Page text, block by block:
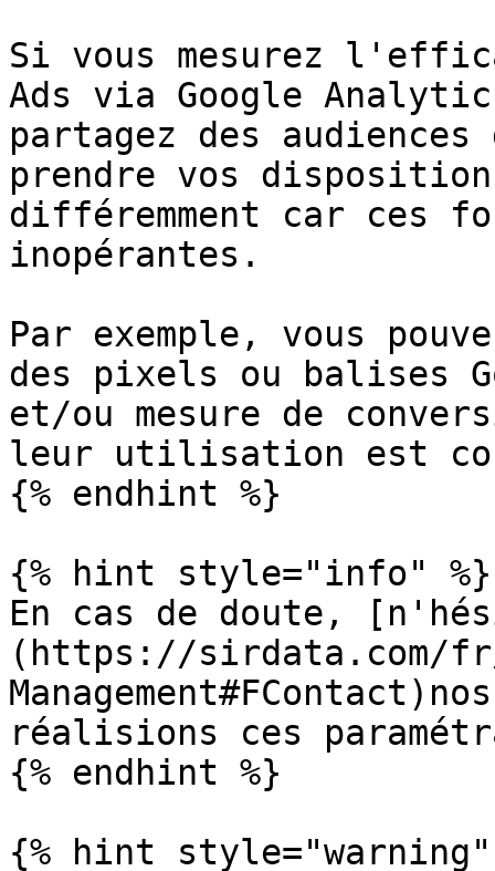
Si vous mesurez
Ads via Google
partagez des
prendre vos
différemment car ces
inopérantes.
Par exemple, vous
des pixels ou balises
et/ou mesure de
leur utilisation est
{% endhint %}
{% hint style="info" %}
En cas de doute,
(https://sirdata.com/
réalisions ces
{% endhint %}
{% hint style="warning"